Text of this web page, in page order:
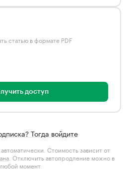
статью в формате PDF
доступ
Тогда войдите
Стоимость зависит от
. Отключить автопродление можно в
любой момент